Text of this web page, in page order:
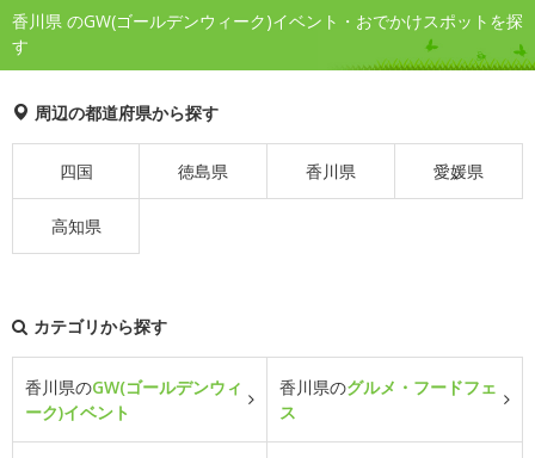
香川県 のGW(ゴールデンウィーク)イベント・おでかけスポットを探
す
周辺の都道府県から探す
四国 徳島県 香川県 愛媛県
高知県
カテゴリから探す
香川県のGW(ゴールデンウィ
ーク)イベント
香川県のグルメ・フードフェ
ス